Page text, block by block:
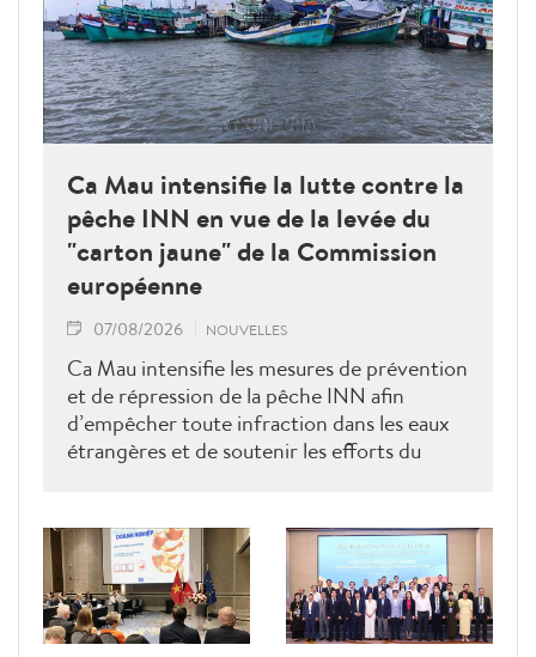
Ca Mau intensifie la lutte contre la
pêche INN en vue de la levée du
"carton jaune" de la Commission
européenne
07/08/2026 NOUVELLES
Ca Mau intensifie les mesures de prévention
et de répression de la pêche INN afin
d’empêcher toute infraction dans les eaux
étrangères et de soutenir les efforts du